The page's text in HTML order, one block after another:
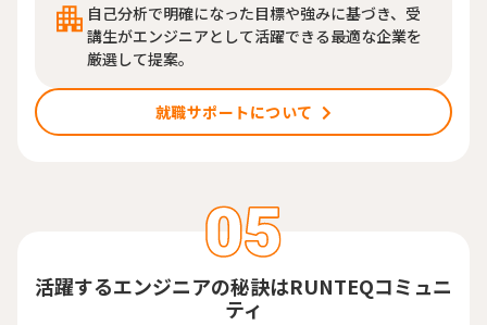
自己分析で明確になった目標や強みに基づき、受
講生がエンジニアとして活躍できる最適な企業を
厳選して提案。
就職サポートについて
活躍するエンジニアの秘訣はRUNTEQコミュニ
ティ